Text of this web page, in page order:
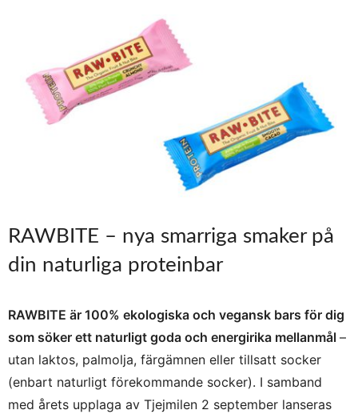
RAWBITE – nya smarriga smaker på
din naturliga proteinbar
RAWBITE är 100% ekologiska och vegansk bars för dig
som söker ett naturligt goda och energirika mellanmål –
utan laktos, palmolja, färgämnen eller tillsatt socker
(enbart naturligt förekommande socker). I samband
med årets upplaga av Tjejmilen 2 september lanseras